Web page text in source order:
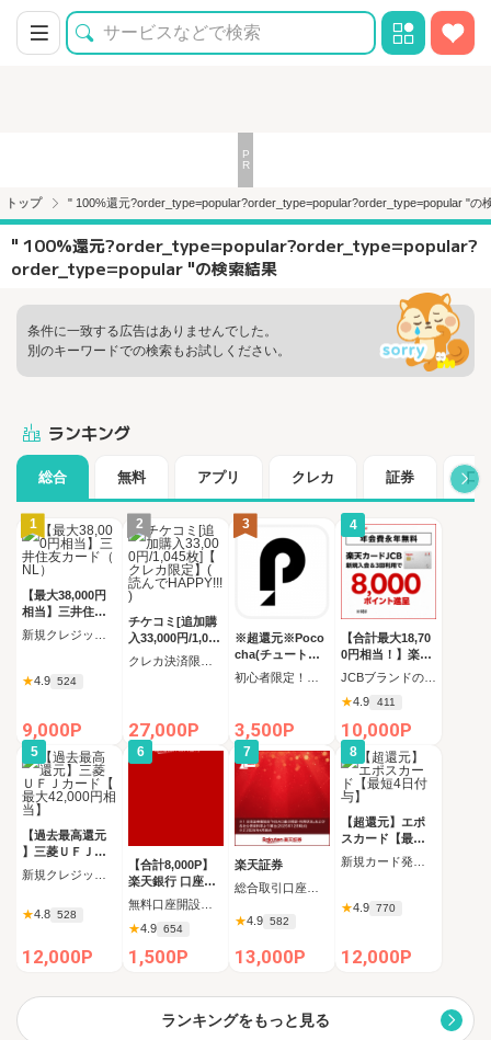
トップ " 100%還元?order_type=popular?order_type=popular?order_type=popular "の
" 100%還元?order_type=popular?order_type=popular?
order_type=popular "の検索結果
条件に一致する広告はありませんでした。
別のキーワードでの検索もお試しください。
ランキング
総合 無料 アプリ クレカ 証券 口
1
【最大38,000円
相当】三井住友
カード（NL）
★4.9 524
9,000P
2
チケコミ[追加購
入33,000円/1,045
枚]【クレカ限定
】(読んでHAPPY
27,000P
3
※超還元※Poco
cha(チュートリ
アルミッション
全クリア後にコ
3,500P
4
【合計最大18,70
0円相当！】楽天
カード【JCBキ
ャンペーン実施
中】
★4.9 411
10,000P
5
【過去最高還元
】三菱ＵＦＪカ
ード【最大42,00
0円相当】
★4.8 528
12,000P
6
【合計8,000P】
楽天銀行 口座開
設
★4.9 654
1,500P
7
楽天証券
★4.9 582
13,000P
8
【超還元】エポ
スカード【最短4
日付与】
★4.9 770
12,000P
ランキングをもっと見る